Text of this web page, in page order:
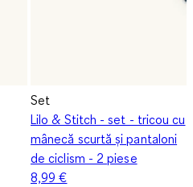
Set
Lilo & Stitch - set - tricou cu
mânecă scurtă și pantaloni
de ciclism - 2 piese
8,99 €